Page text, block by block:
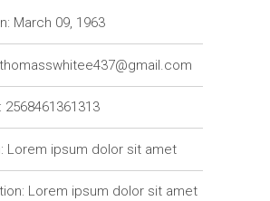
March 09, 1963
2568461361313
Lorem ipsum dolor sit amet
Lorem ipsum dolor sit amet